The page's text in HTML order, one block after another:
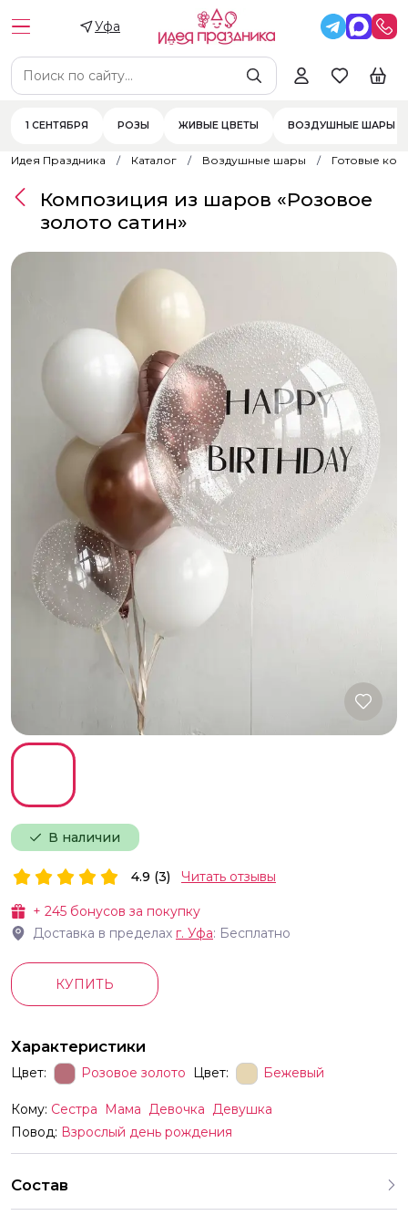
Уфа
1 СЕНТЯБРЯ РОЗЫ ЖИВЫЕ ЦВЕТЫ ВОЗДУШНЫЕ ШАРЫ
Идея Праздника Каталог Воздушные шары Готовые
В наличии
Композиция из шаров «Розовое
золото сатин»
+ 245 бонусов за покупку
Доставка в пределах г. Уфа: Бесплатно
4.9 (3) Читать отзывы
КУПИТЬ
Характеристики
Цвет: Розовое золото Цвет: Бежевый
Кому: Сестра Мама Девочка Девушка
Повод: Взрослый день рождения
Состав